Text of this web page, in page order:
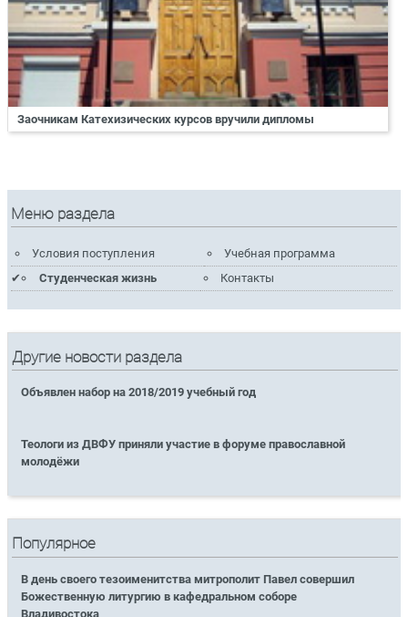
Заочникам Катехизических курсов вручили дипломы
Меню раздела
Условия поступления
Учебная программа
Студенческая жизнь
Контакты
Другие новости раздела
Объявлен набор на 2018/2019 учебный год
Теологи из ДВФУ приняли участие в форуме православной
молодёжи
Популярное
В день своего тезоименитства митрополит Павел совершил
Божественную литургию в кафедральном соборе
Владивостока